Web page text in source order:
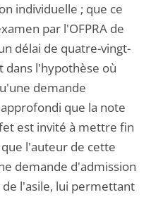
individuelle ; que ce
par l'OFPRA de
délai de quatre-vingt-
dans l'hypothèse où
demande
que la note
est invité à mettre fin
l'auteur de cette
demande d'admission
l'asile, lui permettant